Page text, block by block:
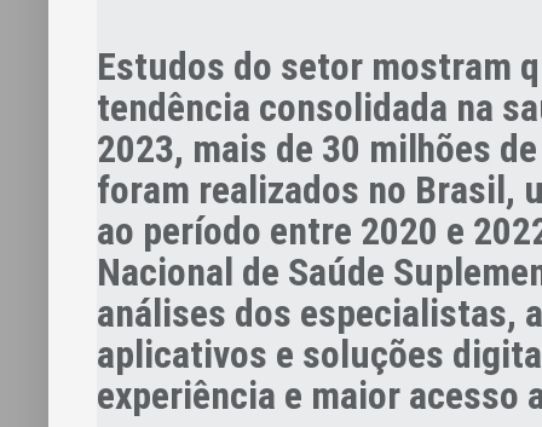
Estudos do setor mostram
tendência consolidada na
2023, mais de 30 milhões
foram realizados no Brasil,
ao período entre 2020 e
Nacional de Saúde
análises dos especialistas,
aplicativos e soluções
experiência e maior acesso